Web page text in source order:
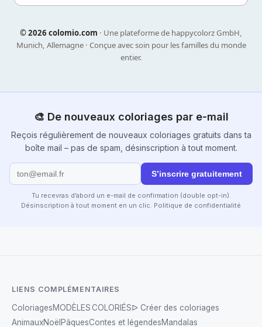
©2026 colomio.com · Une plateforme de happycolorz GmbH,
Munich, Allemagne · Conçue avec soin pour les familles du monde
entier.
🎨 De nouveaux coloriages par e-mail
Reçois régulièrement de nouveaux coloriages gratuits dans ta
boîte mail – pas de spam, désinscription à tout moment.
S’inscrire gratuitement
Tu recevras d’abord un e-mail de confirmation (double opt-in).
Désinscription à tout moment en un clic. Politique de confidentialité
LIENS COMPLÉMENTAIRES
ColoriagesMODÈLES COLORIÉSᐅ Créer des coloriages
AnimauxNoël PâquesContes et légendesMandalas